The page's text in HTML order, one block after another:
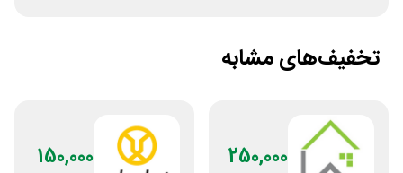
تخفیف‌های مشابه
250,000
150,000